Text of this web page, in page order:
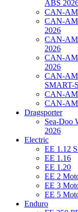
ABS
CAN-
CAN-
2026
CAN-
2026
CAN-
2026
CAN-
SMART-
CAN-AM
CAN-
Dragsporter
Sea-Doo
2026
Electric
EE 1.12
EE 1.16
EE 1.20
EE 2
EE 3
EE 5
Enduro